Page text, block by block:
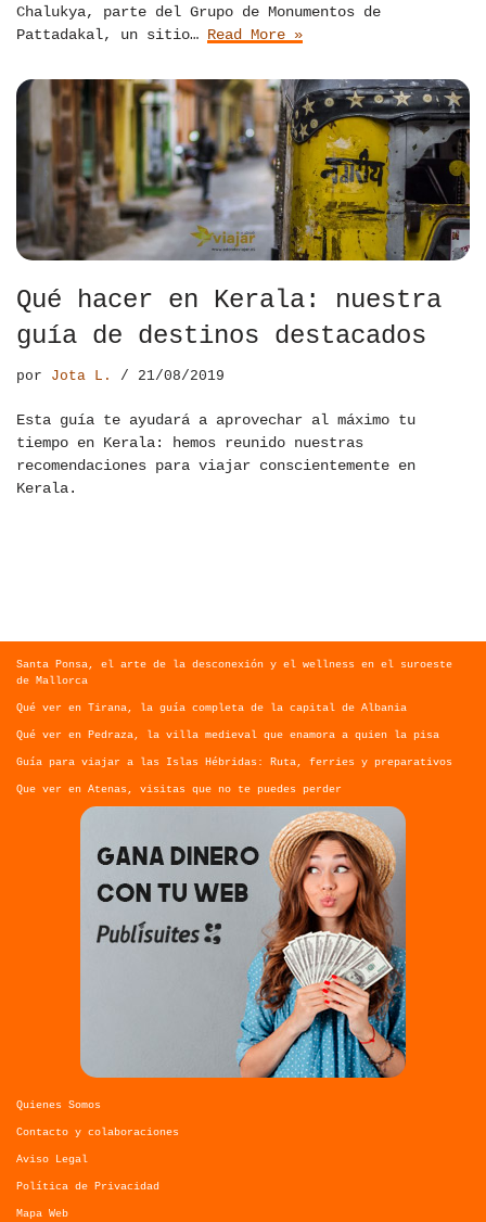
Chalukya, parte del Grupo de Monumentos de
Pattadakal, un sitio… Read More »
Qué hacer en Kerala: nuestra
guía de destinos destacados
por Jota L. 21/08/2019
Esta guía te ayudará a aprovechar al máximo tu
tiempo en Kerala: hemos reunido nuestras
recomendaciones para viajar conscientemente en
Kerala.
Santa Ponsa, el arte de la desconexión y el wellness en el suroeste
de Mallorca
Qué ver en Tirana, la guía completa de la capital de Albania
Qué ver en Pedraza, la villa medieval que enamora a quien la pisa
Guía para viajar a las Islas Hébridas: Ruta, ferries y preparativos
Que ver en Atenas, visitas que no te puedes perder
Quienes Somos
Contacto y colaboraciones
Aviso Legal
Política de Privacidad
Mapa Web